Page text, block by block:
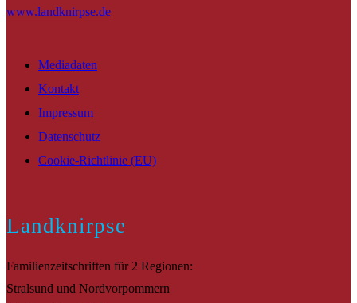
www.landknirpse.de
Mediadaten
Kontakt
Impressum
Datenschutz
Cookie-Richtlinie (EU)
Landknirpse
Familienzeitschriften für 2 Regionen:
Stralsund und Nordvorpommern